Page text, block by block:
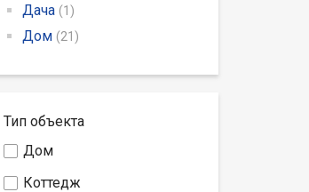
Дача (1)
Дом (21)
Тип объекта
Дом
Коттедж